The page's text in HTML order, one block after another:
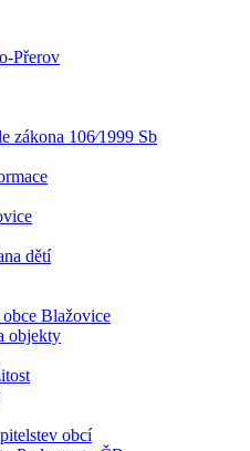
Přerov
zákona 106⁄1999 Sb
dětí
Blažovice
objekty
obcí